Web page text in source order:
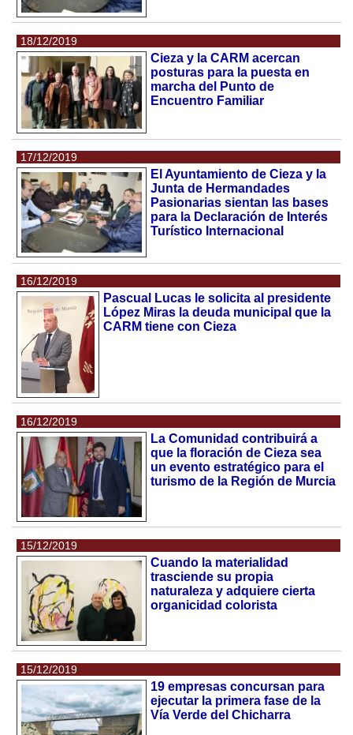
18/12/2019
Cieza y la CARM acercan
posturas para la puesta en
marcha del Punto de
Encuentro Familiar
17/12/2019
El Ayuntamiento de Cieza y la
Junta de Hermandades
Pasionarias sientan las bases
para la Declaración de Interés
Turístico Internacional
16/12/2019
Pascual Lucas le solicita al presidente
López Miras la deuda municipal que la
CARM tiene con Cieza
16/12/2019
La Comunidad contribuirá a
que la floración de Cieza sea
un evento estratégico para el
turismo de la Región de Murcia
15/12/2019
Cuando la materialidad
trasciende su propia
naturaleza y adquiere cierta
organicidad colorista
15/12/2019
19 empresas concursan para
ejecutar la primera fase de la
Vía Verde del Chicharra